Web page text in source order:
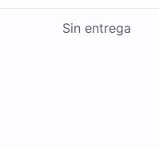
Sin entrega